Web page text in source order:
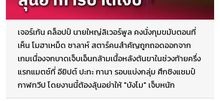
เจอร์เก้น คล็อปป์ นายใหญ่ลิเวอร์พูล คงนั่งกุมขมับตอนที่
เห็น โมฮาเหม็ด ซาลาห์ สตาร์คนสำคัญถูกถอดออกจาก
เกมเนื่องจกบาดเจ็บเอ็นกล้ามเนื้อหลังต้นขาในช่วงท้ายครึ่ง
แรกแมตช์ที่ อียิปต์ ปะทะ กานา รอบแบ่งกลุ่ม ศึกชิงแชมป์
กาฬทวีป โดยงานนี้ต้องลุ้นอย่าให้ "บังโม" เจ็บหนัก